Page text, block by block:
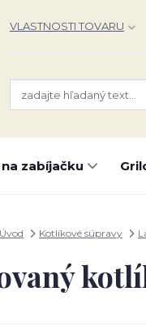
VLASTNOSTI TOVARU
zabíjačku
Úvod Kotlíkové súpravy